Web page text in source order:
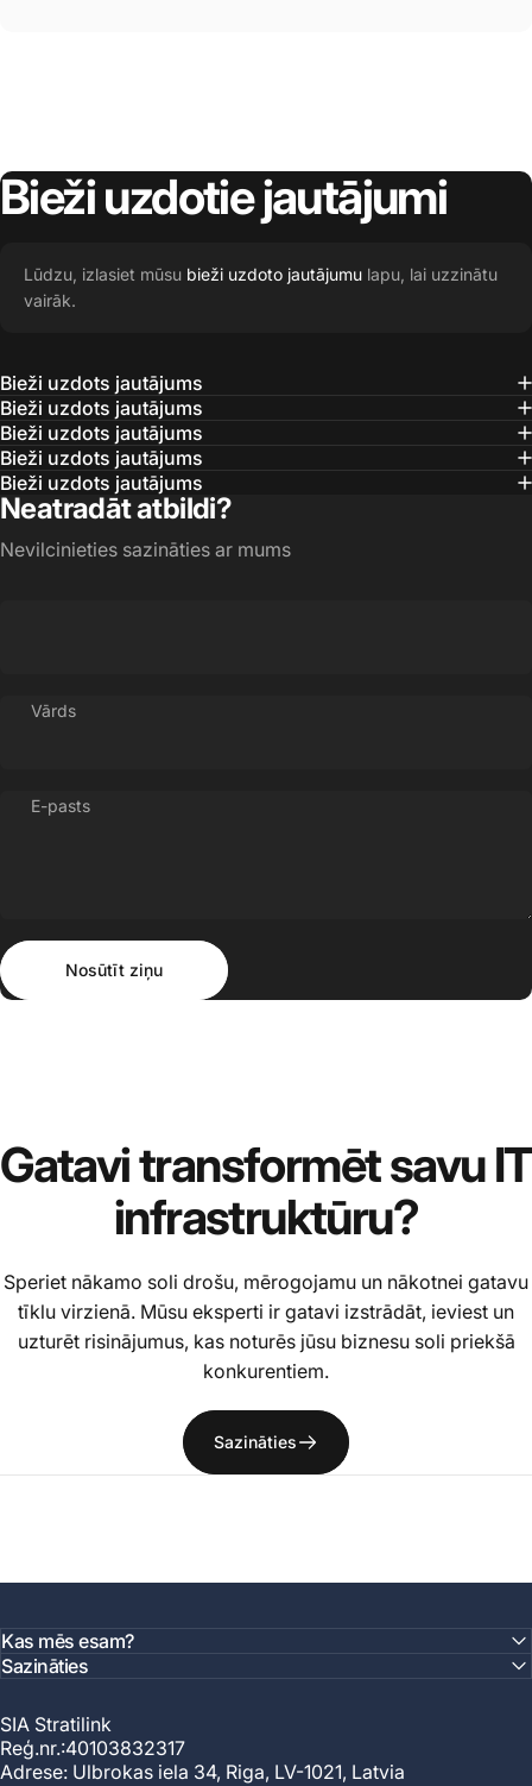
Biežiuzdotiejautājumi
Lūdzu, izlasiet mūsu bieži uzdoto jautājumu lapu, lai uzzinātu
vairāk.
Bieži uzdots jautājums
Bieži uzdots jautājums
Bieži uzdots jautājums
Bieži uzdots jautājums
Bieži uzdots jautājums
Neatradāt atbildi?
Nevilcinieties sazināties ar mums
Vārds
E-pasts
Nosūtīt ziņu
Nosūtīt ziņu
GatavitransformētsavuIT
infrastruktūru?
Speriet nākamo soli drošu, mērogojamu un nākotnei gatavu
tīklu virzienā. Mūsu eksperti ir gatavi izstrādāt, ieviest un
uzturēt risinājumus, kas noturēs jūsu biznesu soli priekšā
konkurentiem.
Sazināties
Kas mēs esam?
Sazināties
SIA Stratilink
Reģ.nr.:40103832317
Adrese: Ulbrokas iela 34, Riga, LV-1021, Latvia